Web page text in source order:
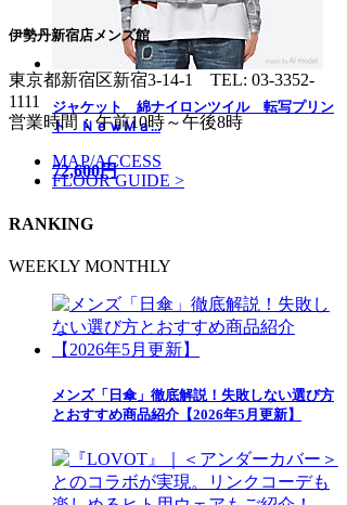
ジャケット 綿ナイロンツイル 転写プリン
ト ＮｅｗＭａ...
72,600円
伊勢丹新宿店メンズ館
東京都新宿区新宿3-14-1 TEL: 03-3352-
1111
営業時間：午前10時～午後8時
MAP/ACCESS
FLOOR GUIDE >
RANKING
WEEKLY MONTHLY
メンズ「日傘」徹底解説！失敗しない選び方
とおすすめ商品紹介【2026年5月更新】